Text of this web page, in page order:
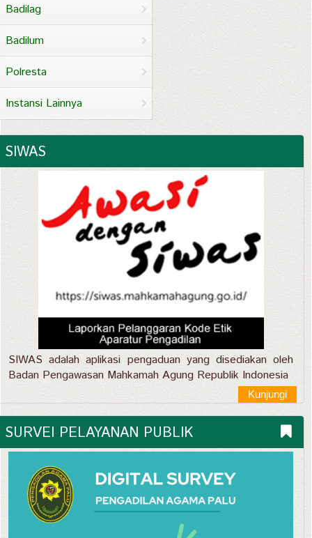
Badilag
Badilum
Polresta
Instansi Lainnya
SIWAS
SIWAS adalah aplikasi pengaduan yang disediakan oleh
Badan Pengawasan Mahkamah Agung Republik Indonesia
Kunjungi
SURVEI PELAYANAN PUBLIK